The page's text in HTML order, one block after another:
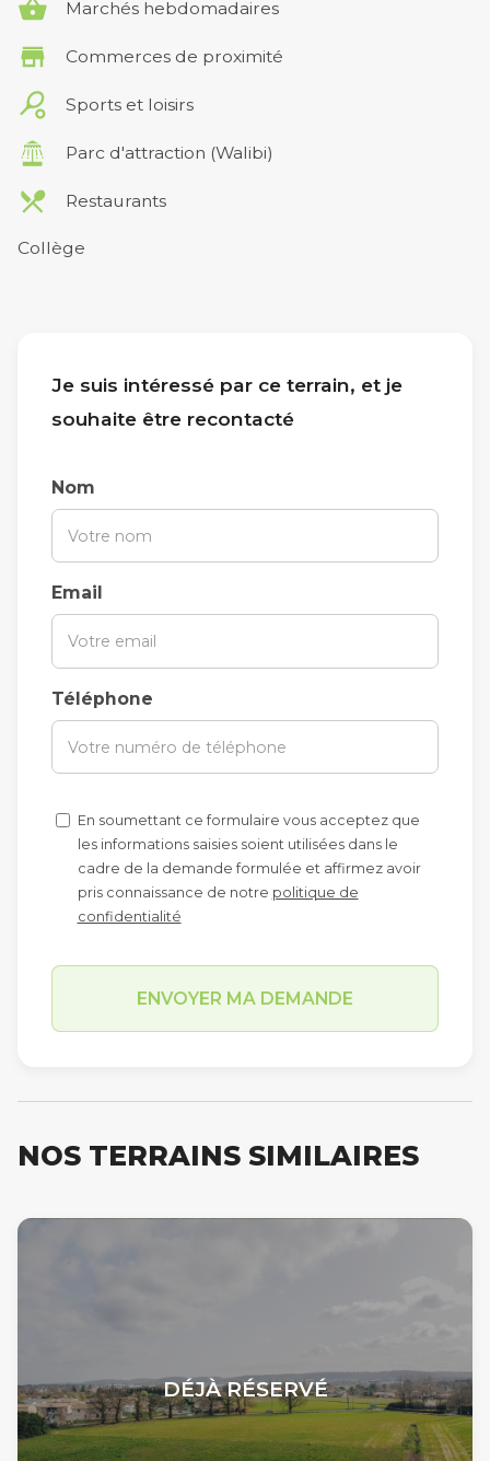
Marchés hebdomadaires
Commerces de proximité
Sports et loisirs
Parc d'attraction (Walibi)
Restaurants
Collège
Je suis intéressé par ce terrain, et je
souhaite être recontacté
Nom
Email
Téléphone
En soumettant ce formulaire vous acceptez que
les informations saisies soient utilisées dans le
cadre de la demande formulée et affirmez avoir
pris connaissance de notre politique de
confidentialité
NOS TERRAINS SIMILAIRES
DÉJÀ RÉSERVÉ